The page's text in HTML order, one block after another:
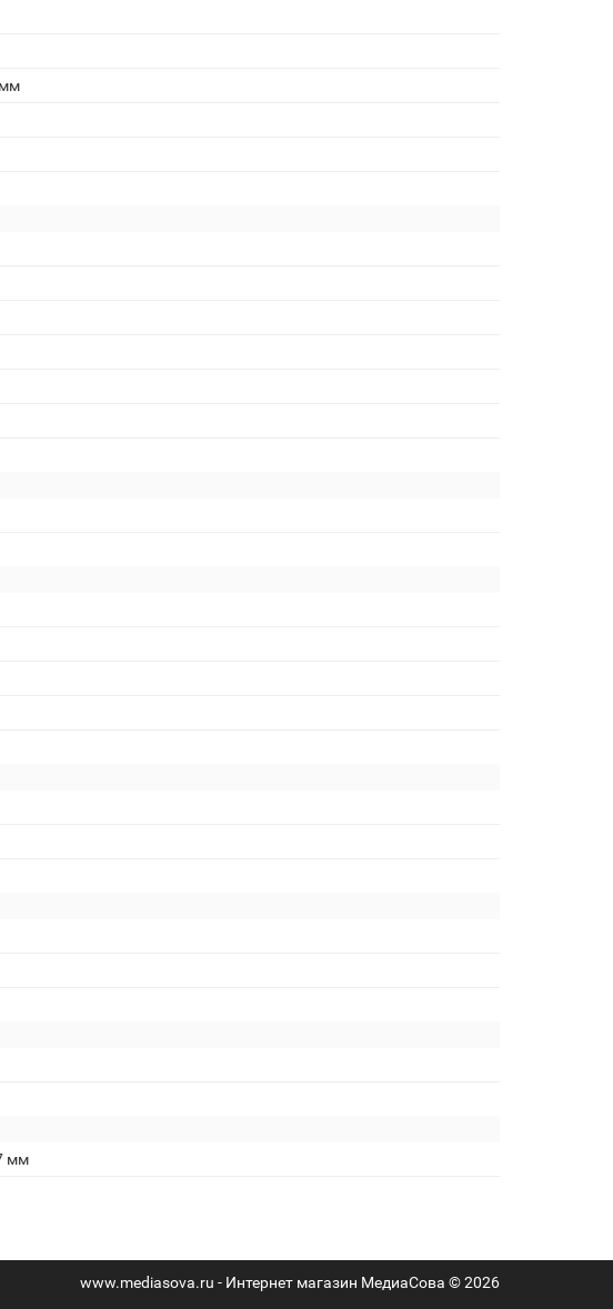
мм
www.mediasova.ru - Интернет магазин МедиаСова © 2026